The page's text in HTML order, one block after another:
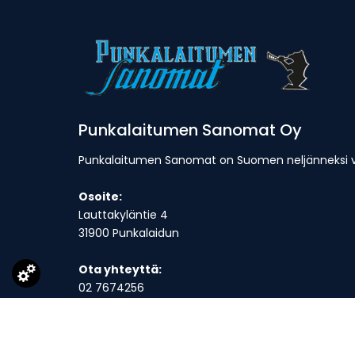
Punkalaitumen Sanomat Oy
Punkalaitumen Sanomat on Suomen neljänneksi
Osoite:
Lauttakyläntie 4
31900 Punkalaidun
Ota yhteyttä:
02 7674256